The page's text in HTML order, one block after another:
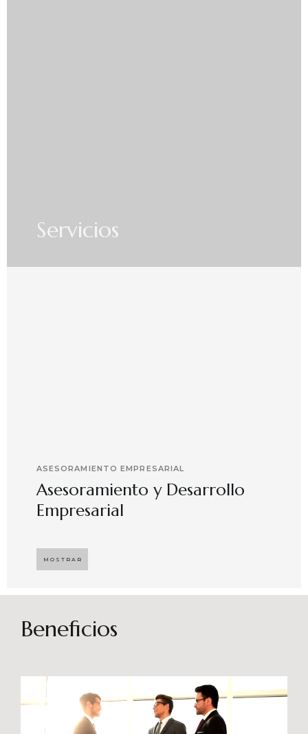
Servicios
ASESORAMIENTO EMPRESARIAL
Asesoramiento y Desarrollo
Empresarial
desarrollar el compromiso y motivación en el
capital humano en ambientes de trabajo más
sostenibles en el tiempo. Brindando soporte
especializado en proyectos integrales que
potencien su crecimiento en los niveles
esperados combinando una serie de buenas
prácticas y diversas metodologías.
MOSTRAR
Beneficios